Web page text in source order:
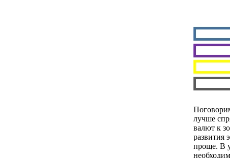
лучше
валют к
развития
проще. В